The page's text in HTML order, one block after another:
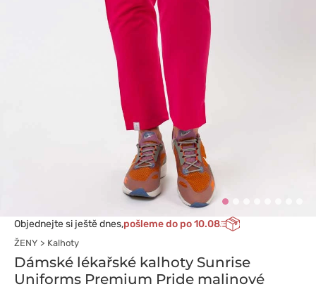
Objednejte si ještě dnes,pošleme do po 10.08
ŽENY Kalhoty
Dámské lékařské kalhoty Sunrise
Uniforms Premium Pride malinové